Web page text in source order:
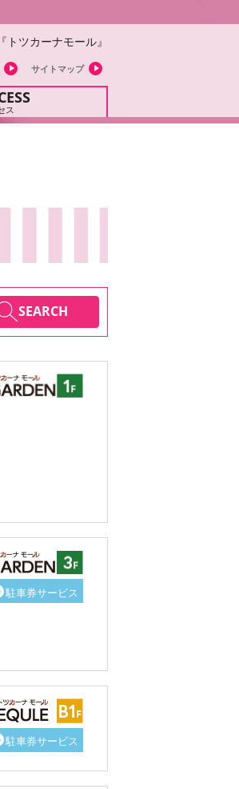
ツカーナモール』
サイトマップ
ス
SEARCH
駐車券サービス
駐車券サービス